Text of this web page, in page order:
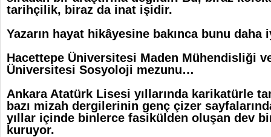
tarihçilik, biraz da inat işidir.
Yazarın hayat hikâyesine bakınca bunu daha
Hacettepe Üniversitesi Maden Mühendisliği
Üniversitesi Sosyoloji mezunu…
Ankara Atatürk Lisesi yıllarında karikatürle
bazı mizah dergilerinin genç çizer
yıllar içinde binlerce fasikülden oluşan dev
kuruyor.